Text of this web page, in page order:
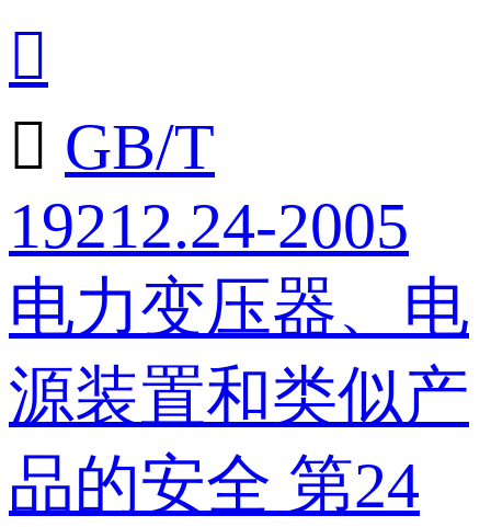

 GB/T
19212.24-2005
电力变压器、电
源装置和类似产
品的安全 第24